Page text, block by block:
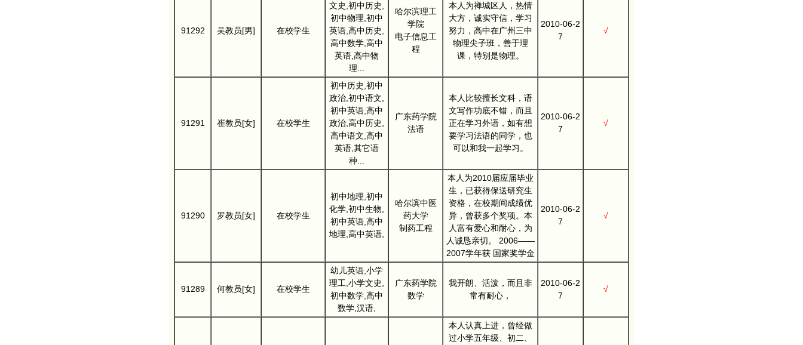
91292 吴教员[男] 在校学生
文史,初中历史,
初中物理,初中
英语,高中历史,
高中数学,高中
英语,高中物
理...
哈尔滨理工
学院
电子信息工
程
本人为禅城区人，热情
大方，诚实守信，学习
努力，高中在广州三中
物理尖子班，善于理
课，特别是物理。
2010-06-2
7
√
91291 崔教员[女] 在校学生
初中历史,初中
政治,初中语文,
初中英语,高中
政治,高中历史,
高中语文,高中
英语,其它语
种...
广东药学院
法语
本人比较擅长文科，语
文写作功底不错，而且
正在学习外语，如有想
要学习法语的同学，也
可以和我一起学习。
2010-06-2
7
√
91290 罗教员[女] 在校学生
初中地理,初中
化学,初中生物,
初中英语,高中
地理,高中英语,
哈尔滨中医
药大学
制药工程
本人为2010届应届毕业
生，已获得保送研究生
资格，在校期间成绩优
异，曾获多个奖项。本
人富有爱心和耐心，为
人诚恳亲切。 2006——
2007学年获 国家奖学金
2010-06-2
7
√
91289 何教员[女] 在校学生
幼儿英语,小学
理工,小学文史,
初中数学,高中
数学,汉语,
广东药学院
数学
我开朗、活泼，而且非
常有耐心，
2010-06-2
7
√
本人认真上进，曾经做
过小学五年级、初二、